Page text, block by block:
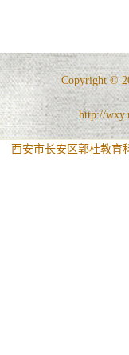
Copyright ©
http://
西安市长安区郭杜教育